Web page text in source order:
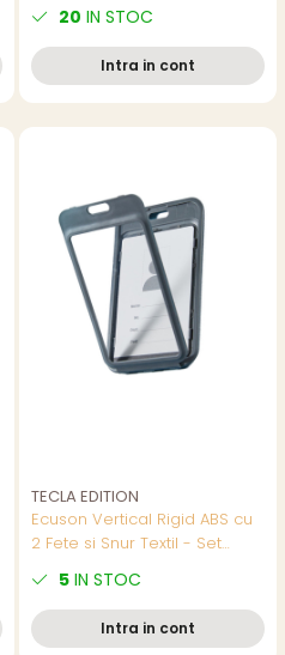
latime 15mm, Model 8353
20 IN STOC
Intra in cont
TECLA EDITION
Ecuson Vertical Rigid ABS cu
2 Fete si Snur Textil - Set
Vertical Dublu, Model EF421,
Culori Asortate
5 IN STOC
Intra in cont